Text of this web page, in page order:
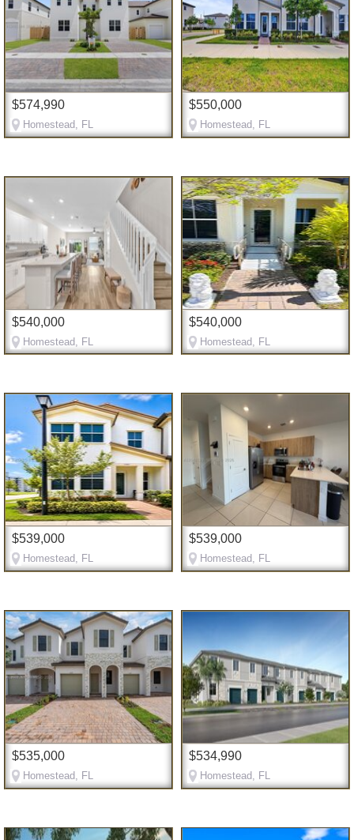
$574,990
Homestead, FL
$550,000
Homestead, FL
$540,000
Homestead, FL
$540,000
Homestead, FL
$539,000
Homestead, FL
$539,000
Homestead, FL
$535,000
Homestead, FL
$534,990
Homestead, FL